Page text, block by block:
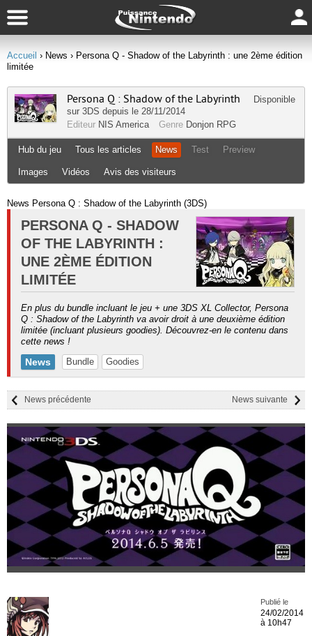
Accueil › News › Persona Q - Shadow of the Labyrinth : une 2ème édition
limitée
Persona Q : Shadow of the Labyrinth
Disponible
sur 3DS depuis le 28/11/2014
Editeur NIS America Genre Donjon RPG
Hub du jeu Tous les articles News Test Preview
Images Vidéos Avis des visiteurs
News Persona Q : Shadow of the Labyrinth (3DS)
PERSONA Q - SHADOW
OF THE LABYRINTH :
UNE 2ÈME ÉDITION
LIMITÉE
En plus du bundle incluant le jeu + une 3DS XL Collector, Persona
Q : Shadow of the Labyrinth va avoir droit à une deuxième édition
limitée (incluant plusieurs goodies). Découvrez-en le contenu dans
cette news !
News Bundle Goodies
News suivante
News précédente
Publié le
24/02/2014
à 10h47